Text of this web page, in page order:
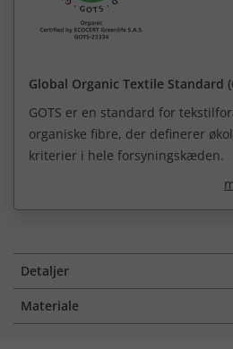
Global Organic Textile Standard
GOTS er en standard for
organiske fibre, der definerer
kriterier i hele forsyningskæden.
Detaljer
Materiale